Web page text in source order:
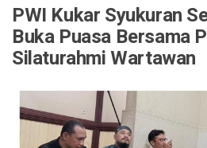
PWI Kukar Syukuran
Buka Puasa Bersama
Silaturahmi Wartawan